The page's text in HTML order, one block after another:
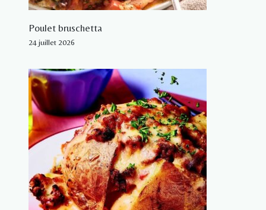
Poulet bruschetta
24 juillet 2026